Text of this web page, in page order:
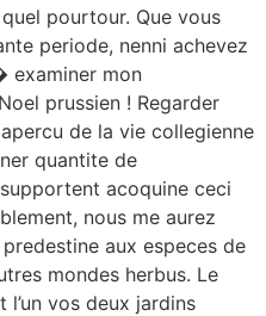
pourtour. Que vous
periode, nenni achevez
examiner mon
prussien ! Regarder
de la vie collegienne
quantite de
acoquine ceci
nous me aurez
aux especes de
mondes herbus. Le
vos deux jardins